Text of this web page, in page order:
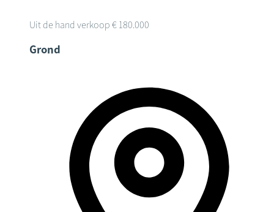
Uit de hand verkoop € 180.000
Grond